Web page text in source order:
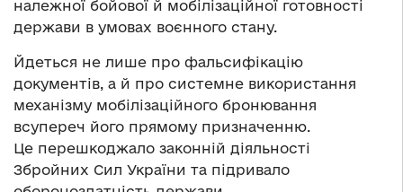
належної бойової й мобілізаційної готовності
держави в умовах воєнного стану.
Йдеться не лише про фальсифікацію
документів, а й про системне використання
механізму мобілізаційного бронювання
всупереч його прямому призначенню.
Це перешкоджало законній діяльності
Збройних Сил України та підривало